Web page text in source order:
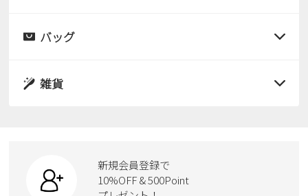
スニーカー
カジュアルシューズ
サンダル
ローファー
サンダル
スクール
バッグ
ボディバッグ
雑貨
ケア用品
新規会員登録で
10%OFF & 500Point